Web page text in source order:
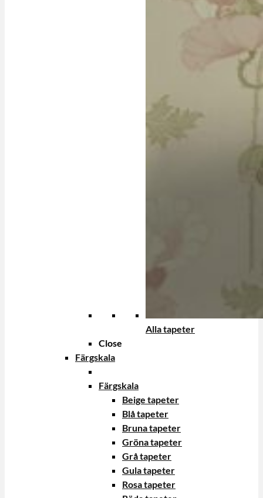
Alla tapeter
Close
Färgskala
Färgskala
Beige tapeter
Blå tapeter
Bruna tapeter
Gröna tapeter
Grå tapeter
Gula tapeter
Rosa tapeter